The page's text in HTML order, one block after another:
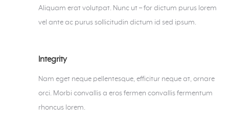
Aliquam erat volutpat. Nunc ut – for dictum purus lorem
vel ante ac purus sollicitudin dictum id sed ipsum.
Integrity
Nam eget neque pellentesque, efficitur neque at, ornare
orci. Morbi convallis a eros fermen convallis fermentum
rhoncus lorem.